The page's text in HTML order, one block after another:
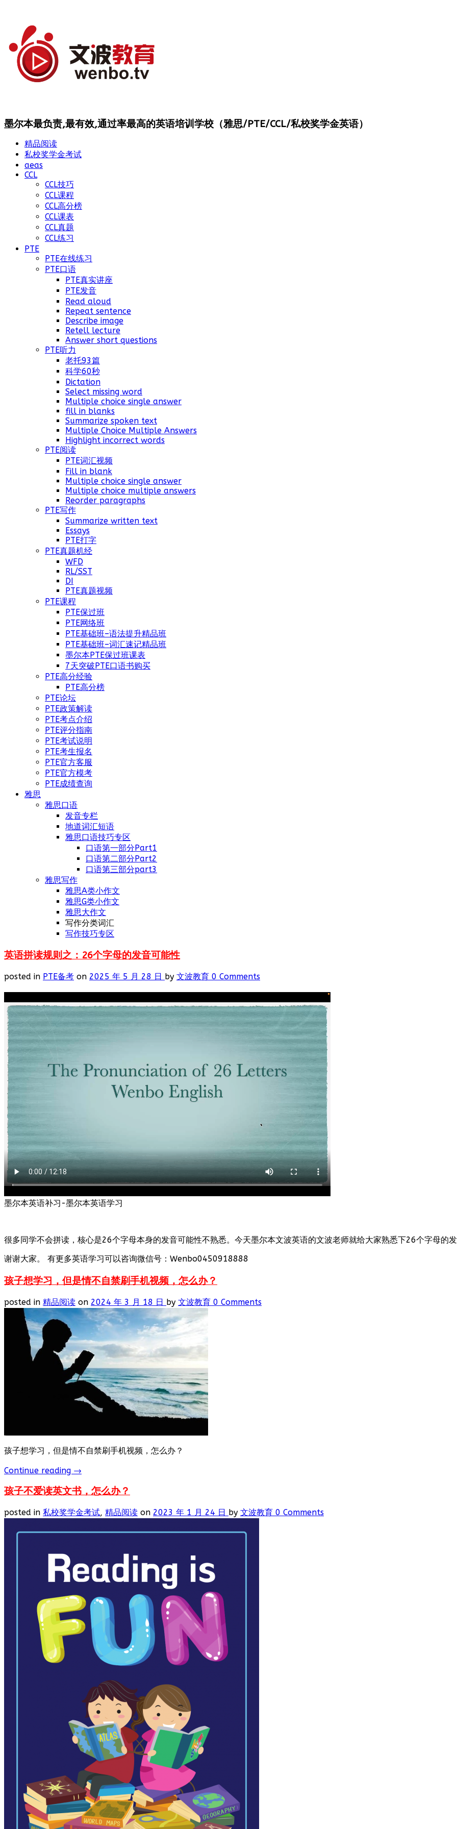
墨尔本最负责,最有效,通过率最高的英语培训学校（雅思/PTE/CCL/私校奖学金英语）
精品阅读
私校奖学金考试
aeas
CCL
CCL技巧
CCL课程
CCL高分榜
CCL课表
CCL真题
CCL练习
PTE
PTE在线练习
PTE口语
PTE真实讲座
PTE发音
Read aloud
Repeat sentence
Describe image
Retell lecture
Answer short questions
PTE听力
老托93篇
科学60秒
Dictation
Select missing word
Multiple choice single answer
fill in blanks
Summarize spoken text
Multiple Choice Multiple Answers
Highlight incorrect words
PTE阅读
PTE词汇视频
Fill in blank
Multiple choice single answer
Multiple choice multiple answers
Reorder paragraphs
PTE写作
Summarize written text
Essays
PTE打字
PTE真题机经
WFD
RL/SST
DI
PTE真题视频
PTE课程
PTE保过班
PTE网络班
PTE基础班–语法提升精品班
PTE基础班–词汇速记精品班
墨尔本PTE保过班课表
7天突破PTE口语书购买
PTE高分经验
PTE高分榜
PTE论坛
PTE政策解读
PTE考点介绍
PTE评分指南
PTE考试说明
PTE考生报名
PTE官方客服
PTE官方模考
PTE成绩查询
雅思
雅思口语
发音专栏
地道词汇短语
雅思口语技巧专区
口语第一部分Part1
口语第二部分Part2
口语第三部分part3
雅思写作
雅思A类小作文
雅思G类小作文
雅思大作文
写作分类词汇
写作技巧专区
英语拼读规则之：26个字母的发音可能性
posted in PTE备考 on 2025 年 5 月 28 日 by 文波教育 0 Comments
墨尔本英语补习-墨尔本英语学习
很多同学不会拼读，核心是26个字母本身的发音可能性不熟悉。今天墨尔本文波英语的文波老师就给大家熟悉下26个字母的发
谢谢大家。 有更多英语学习可以咨询微信号：Wenbo0450918888
孩子想学习，但是情不自禁刷手机视频，怎么办？
posted in 精品阅读 on 2024 年 3 月 18 日 by 文波教育 0 Comments
孩子想学习，但是情不自禁刷手机视频，怎么办？
Continue reading →
孩子不爱读英文书，怎么办？
posted in 私校奖学金考试, 精品阅读 on 2023 年 1 月 24 日 by 文波教育 0 Comments